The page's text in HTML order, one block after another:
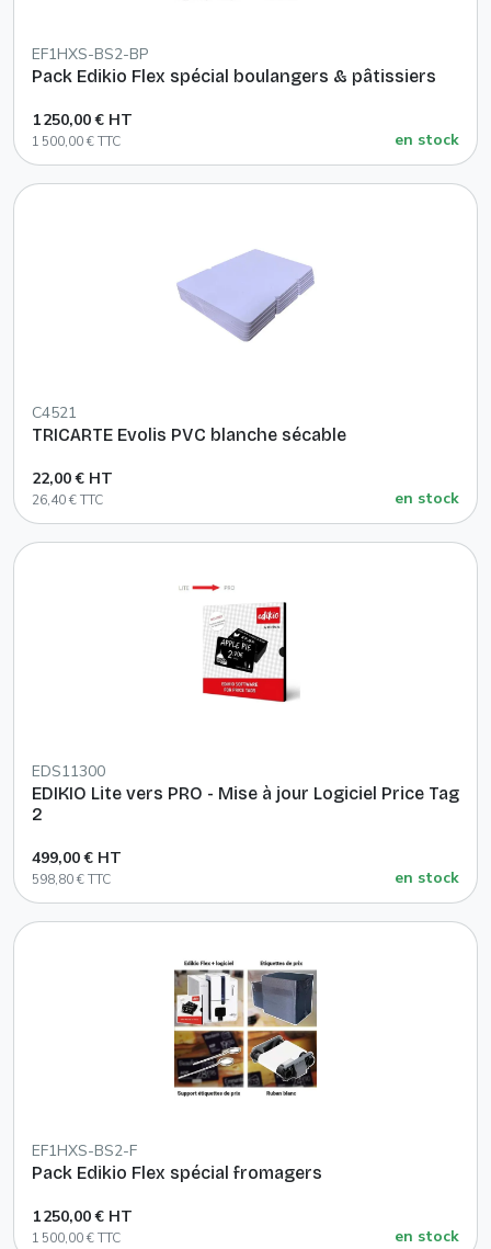
EF1HXS-BS2-BP
Pack Edikio Flex spécial boulangers & pâtissiers
1 250,00 € HT
1 500,00 € TTC en stock
C4521
TRICARTE Evolis PVC blanche sécable
22,00 € HT
26,40 € TTC en stock
EDS11300
EDIKIO Lite vers PRO - Mise à jour Logiciel Price Tag
2
499,00 € HT
598,80 € TTC en stock
EF1HXS-BS2-F
Pack Edikio Flex spécial fromagers
1 250,00 € HT
1 500,00 € TTC en stock